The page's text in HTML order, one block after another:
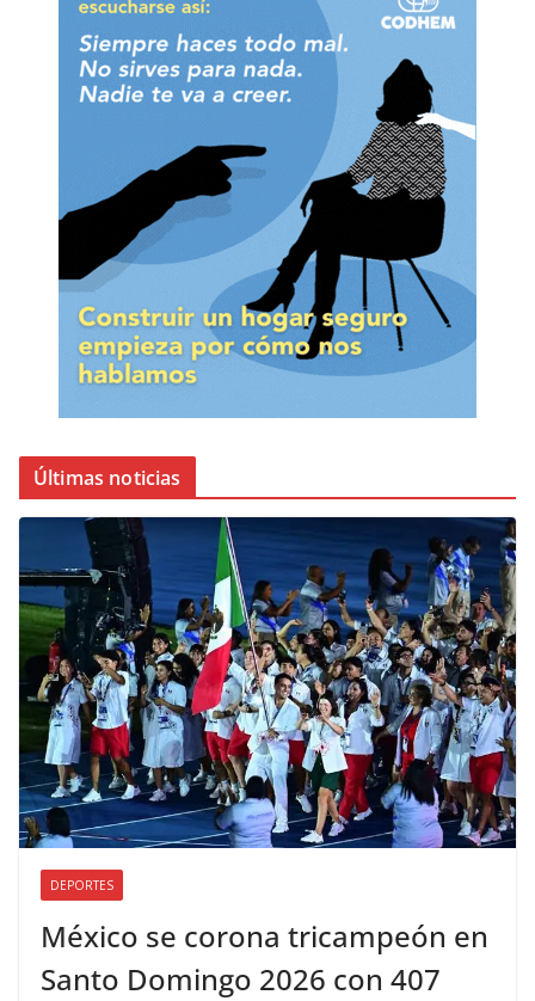
Últimas noticias
DEPORTES
México se corona tricampeón en
Santo Domingo 2026 con 407